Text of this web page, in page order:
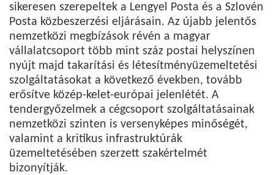
sikeresen szerepeltek a Lengyel Posta és a Szlovén
Posta közbeszerzési eljárásain. Az újabb jelentős
nemzetközi megbízások révén a magyar
vállalatcsoport több mint száz postai helyszínen
nyújt majd takarítási és létesítményüzemeltetési
szolgáltatásokat a következő években, tovább
erősítve közép-kelet-európai jelenlétét. A
tendergyőzelmek a cégcsoport szolgáltatásainak
nemzetközi szinten is versenyképes minőségét,
valamint a kritikus infrastruktúrák
üzemeltetésében szerzett szakértelmét
bizonyítják.